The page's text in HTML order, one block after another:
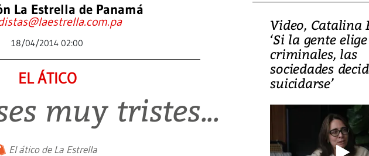
La Estrella de Panamá
18/04/2014 02:00
EL ÁTICO
muy tristes...
El ático de La Estrella
Video, Catalina
‘Si la gente elige
criminales, las
sociedades
suicidarse’